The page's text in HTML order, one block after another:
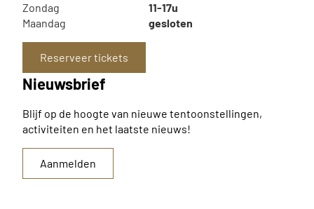
Zondag
11-17u
Maandag
gesloten
Reserveer tickets
Nieuwsbrief
Blijf op de hoogte van nieuwe tentoonstellingen,
activiteiten en het laatste nieuws!
Aanmelden